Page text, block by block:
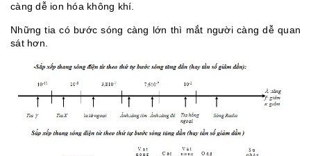
càng dễ ion hóa không khí.
Những tia có bước sóng càng lớn thì mắt người càng dễ quan
sát hơn.